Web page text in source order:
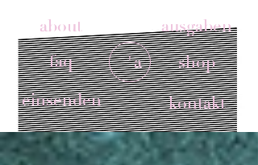
about
ausgaben
faq
shop
'a
einsenden
kontakt